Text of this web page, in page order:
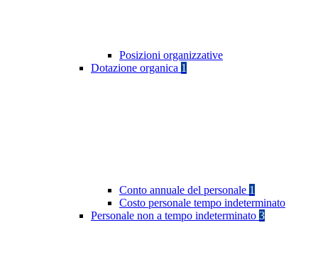
Posizioni organizzative
Dotazione organica 1
Conto annuale del personale 1
Costo personale tempo indeterminato
Personale non a tempo indeterminato 3